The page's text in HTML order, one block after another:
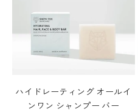
ハイドレーティング オールイ
ンワン シャンプー バー